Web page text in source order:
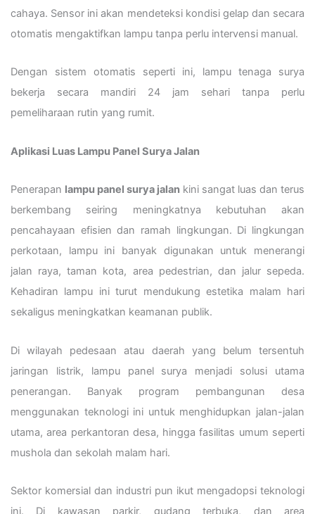
cahaya. Sensor ini akan mendeteksi kondisi gelap dan secara
otomatis mengaktifkan lampu tanpa perlu intervensi manual.
Dengan sistem otomatis seperti ini, lampu tenaga surya
bekerja secara mandiri 24 jam sehari tanpa perlu
pemeliharaan rutin yang rumit.
Aplikasi Luas Lampu Panel Surya Jalan
Penerapan lampu panel surya jalan kini sangat luas dan terus
berkembang seiring meningkatnya kebutuhan akan
pencahayaan efisien dan ramah lingkungan. Di lingkungan
perkotaan, lampu ini banyak digunakan untuk menerangi
jalan raya, taman kota, area pedestrian, dan jalur sepeda.
Kehadiran lampu ini turut mendukung estetika malam hari
sekaligus meningkatkan keamanan publik.
Di wilayah pedesaan atau daerah yang belum tersentuh
jaringan listrik, lampu panel surya menjadi solusi utama
penerangan. Banyak program pembangunan desa
menggunakan teknologi ini untuk menghidupkan jalan-jalan
utama, area perkantoran desa, hingga fasilitas umum seperti
mushola dan sekolah malam hari.
Sektor komersial dan industri pun ikut mengadopsi teknologi
ini. Di kawasan parkir, gudang terbuka, dan area